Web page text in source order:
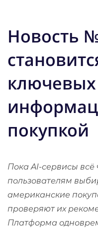
Новость
покупкой
Пока AI-сервисы
пользователям
американские
проверяют их
Платформа